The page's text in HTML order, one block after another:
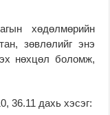
хөдөлмөрийн
зөвлөлийг энэ
нөхцөл боломж,
36.11 дахь хэсэг: